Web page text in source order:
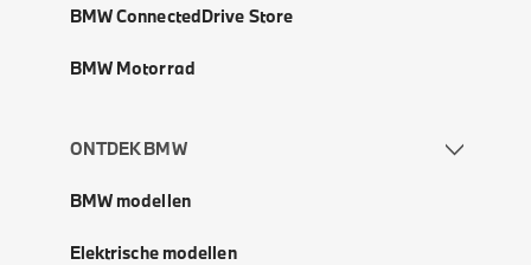
BMW ConnectedDrive Store
BMW Motorrad
ONTDEK BMW
BMW modellen
Elektrische modellen